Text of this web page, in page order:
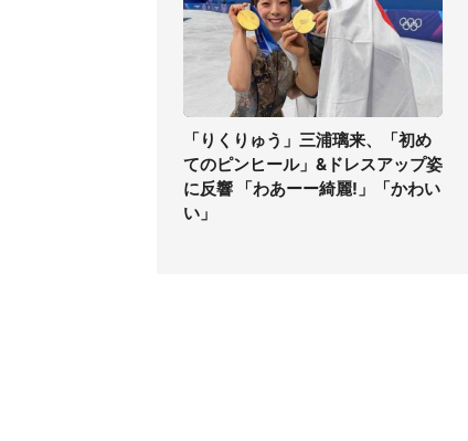
「りくりゅう」三浦璃来、「初め
てのピンヒール」&ドレスアップ姿
に反響 「わあーー綺麗!」「かわい
い」